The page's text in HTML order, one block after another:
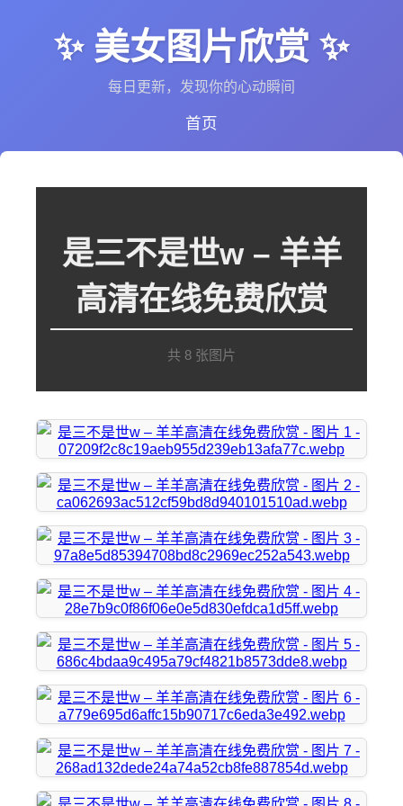
✨ 美女图片欣赏 ✨
每日更新，发现你的心动瞬间
首页
是三不是世w – 羊羊
高清在线免费欣赏
共 8 张图片